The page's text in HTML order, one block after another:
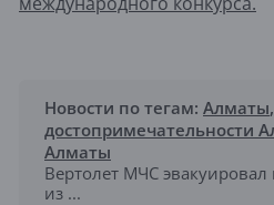
Новости по тегам: Алматы,
достопримечательности
Алматы
Вертолет МЧС эвакуировал
из ...